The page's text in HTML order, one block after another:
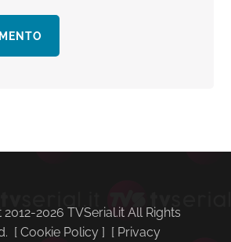
2026 TVSerial.it All Rights
[ Cookie Policy ] [ Privacy